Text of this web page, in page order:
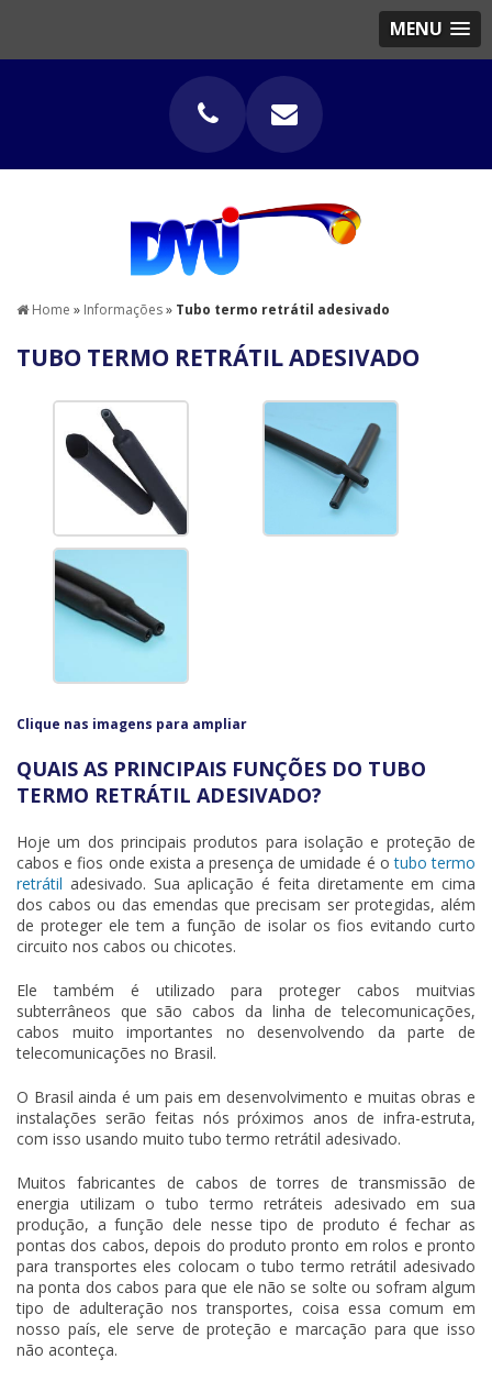
MENU
Home » Informações» Tubo termo retrátil adesivado
TUBO TERMO RETRÁTIL ADESIVADO
Clique nas imagens para ampliar
QUAIS AS PRINCIPAIS FUNÇÕES DO TUBO
TERMO RETRÁTIL ADESIVADO?
Hoje um dos principais produtos para isolação e proteção de
cabos e fios onde exista a presença de umidade é otubo termo
retrátil adesivado. Sua aplicação é feita diretamente em cima
dos cabos ou das emendas que precisam ser protegidas, além
de proteger ele tem a função de isolar os fios evitando curto
circuito nos cabos ou chicotes.
Ele também é utilizado para proteger cabos muitvias
subterrâneos que são cabos da linha de telecomunicações,
cabos muito importantes no desenvolvendo da parte de
telecomunicações no Brasil.
O Brasil ainda é um pais em desenvolvimento e muitas obras e
instalações serão feitas nós próximos anos de infra-estruta,
com isso usando muitotubo termo retrátil adesivado.
Muitos fabricantes de cabos de torres de transmissão de
energia utilizam o tubo termo retráteis adesivado em sua
produção, a função dele nesse tipo de produto é fechar as
pontas dos cabos, depois do produto pronto em rolos e pronto
para transportes eles colocam otubo termo retrátil adesivado
na ponta dos cabos para que ele não se solte ou sofram algum
tipo de adulteração nos transportes, coisa essa comum em
nosso país, ele serve de proteção e marcação para que isso
não aconteça.